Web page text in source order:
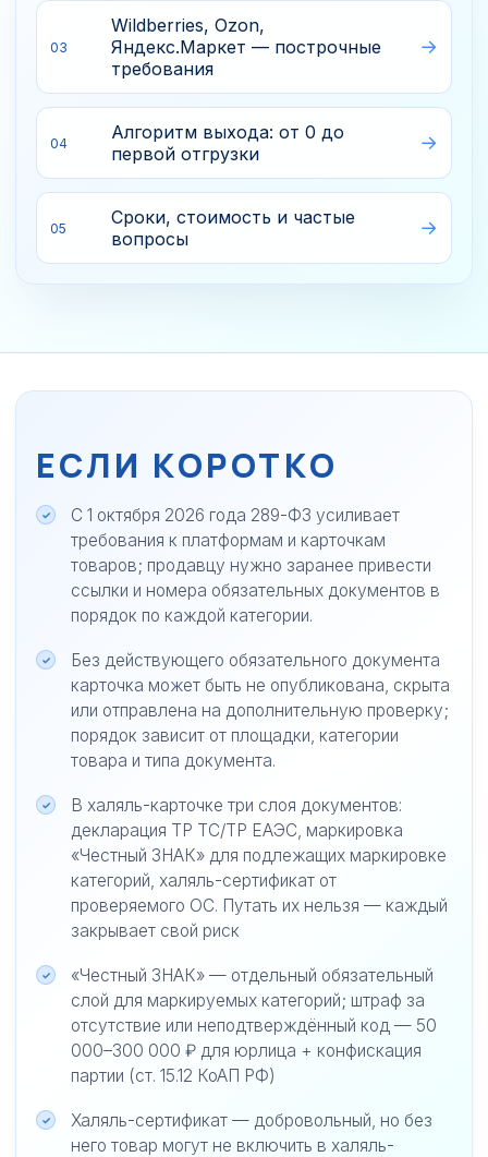
03
Wildberries, Ozon,
Яндекс.Маркет — построчные
требования
04
Алгоритм выхода: от 0 до
первой отгрузки
05
Сроки, стоимость и частые
вопросы
ЕСЛИ КОРОТКО
С 1 октября 2026 года 289-ФЗ усиливает
требования к платформам и карточкам
товаров; продавцу нужно заранее привести
ссылки и номера обязательных документов в
порядок по каждой категории.
Без действующего обязательного документа
карточка может быть не опубликована, скрыта
или отправлена на дополнительную проверку;
порядок зависит от площадки, категории
товара и типа документа.
В халяль-карточке три слоя документов:
декларация ТР ТС/ТР ЕАЭС, маркировка
«Честный ЗНАК» для подлежащих маркировке
категорий, халяль-сертификат от
проверяемого ОС. Путать их нельзя — каждый
закрывает свой риск
«Честный ЗНАК» — отдельный обязательный
слой для маркируемых категорий; штраф за
отсутствие или неподтверждённый код — 50
000–300 000 ₽ для юрлица + конфискация
партии (ст. 15.12 КоАП РФ)
Халяль-сертификат — добровольный, но без
него товар могут не включить в халяль-